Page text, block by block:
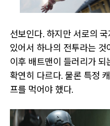
선보인다. 하지만 서로의
있어서 하나의 전투라는 것
이후 배트맨이 들러리가
확연히 다르다. 물론 특정
프를 먹어야 했다.